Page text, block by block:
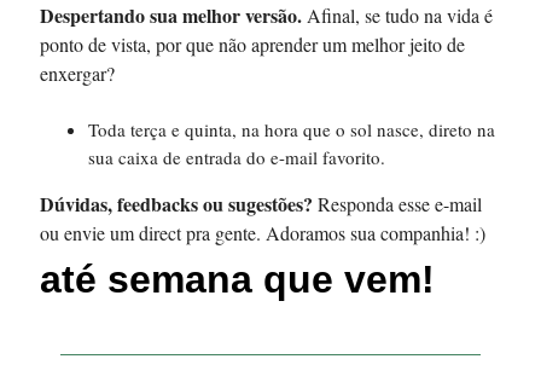
Despertando sua melhor versão.Afinal, se tudo na vida é
ponto de vista, por que não aprender um melhor jeito de
enxergar?
Toda terça e quinta, na hora que o sol nasce, direto na
sua caixa de entrada do e-mail favorito.
Dúvidas, feedbacks ou sugestões? Responda esse e-mail
ou envie um direct pra gente. Adoramos sua companhia! :)
até semana que vem!